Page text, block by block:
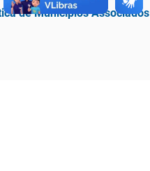
de Municípios Associados